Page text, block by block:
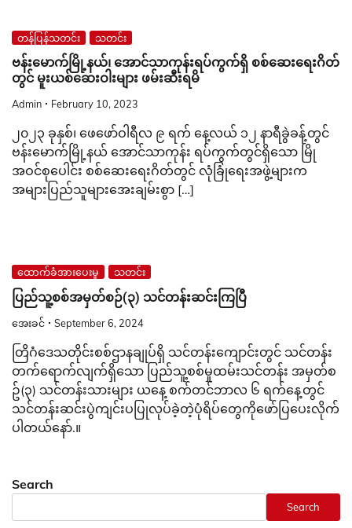
တန်ပြန်သတင်း သတင်း
ဗန်းမောက်မြို့နယ်၊ အောင်သာကုန်းရပ်ကွက်ရှိ စစ်ဆေးရေးဂိတ်
တွင် မူးယစ်ဆေးဝါးများ ဖမ်းဆီးရမိ
Admin February 10, 2023
၂၀၂၃ ခုနှစ်၊ ဖေဖော်ဝါရီလ ၉ ရက် နေ့လယ် ၁၂ နာရီခွဲခန့်တွင်
ဗန်းမောက်မြို့နယ် အောင်သာကုန်း ရပ်ကွက်တွင်ရှိသော မြို
အဝင်စုပေါင်း စစ်ဆေးရေးဂိတ်တွင် လုံခြုံရေးအဖွဲ့များက
အများပြည်သူများအေးချမ်းစွာ […]
ထောက်ခံအားပေးမှု သတင်း
ပြည်သူ့စစ်အမှတ်စဉ်(၃) သင်တန်းဆင်းကြပြီ
အေးခင် September 6, 2024
တြိဂံဒေသတိုင်းစစ်ဌာနချုပ်ရှိ သင်တန်းကျောင်းတွင် သင်တန်း
တက်ရောက်လျက်ရှိသော ပြည်သူ့စစ်မှုထမ်းသင်တန်း အမှတ်စ
ဥ်(၃) သင်တန်းသားများ ယနေ့ စက်တင်ဘာလ ၆ ရက်နေ့တွင်
သင်တန်းဆင်းပွဲကျင်းပပြုလုပ်ခဲ့တဲ့ပုံရိပ်တွေကိုဖော်ပြပေးလိုက်
ပါတယ်နော်.။
Search
Search